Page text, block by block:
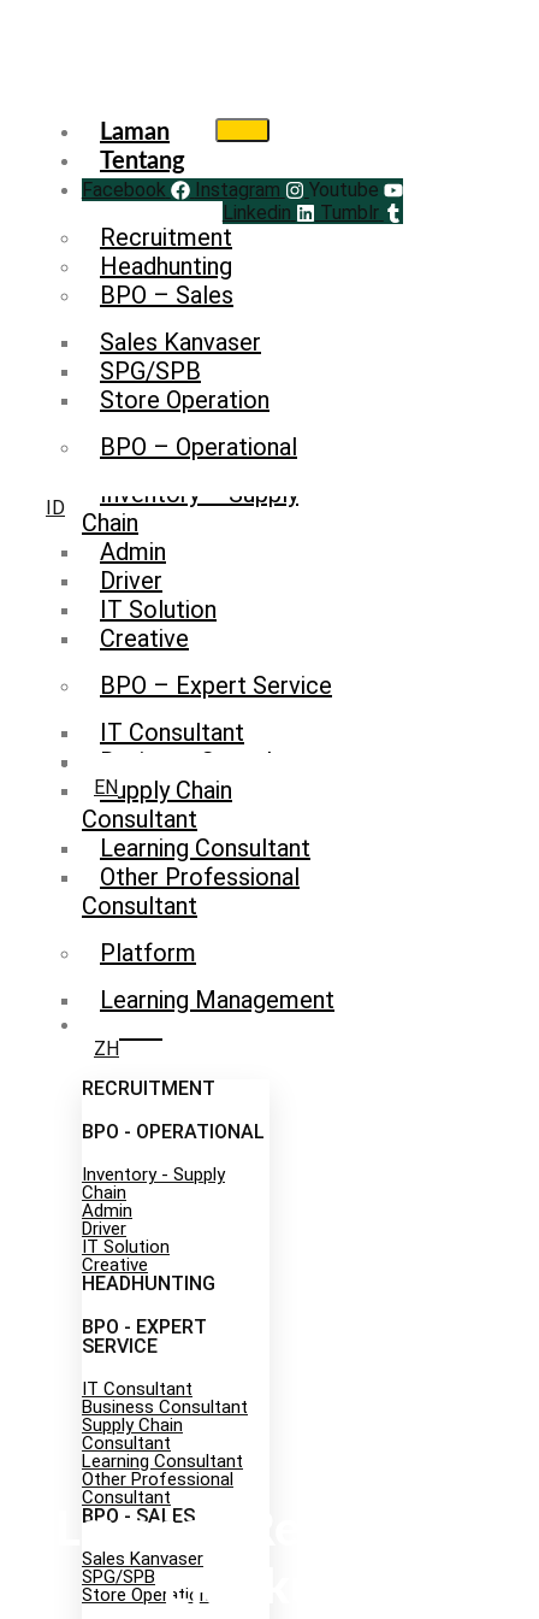
Laman
Tentang
Service
Recruitment
Headhunting
BPO – Sales
Sales Kanvaser
SPG/SPB
Store Operation
BPO – Operational
Inventory – Supply
Chain
Admin
Driver
IT Solution
Creative
BPO – Expert Service
IT Consultant
Business Consultant
Supply Chain
Consultant
Learning Consultant
Other Professional
Consultant
Platform
Learning Management
RECRUITMENT
BPO - OPERATIONAL
Inventory - Supply
Chain
Admin
Driver
IT Solution
Creative
HEADHUNTING
BPO - EXPERT
SERVICE
IT Consultant
Business Consultant
Supply Chain
Consultant
Learning Consultant
Other Professional
Consultant
BPO - SALES
Sales Kanvaser
SPG/SPB
Store Operation
Facebook Instagram
Youtube
Linkedin
Tumblr
ID
EN
ZH
Career
Layanan Rekrutmen
Eksekutif: